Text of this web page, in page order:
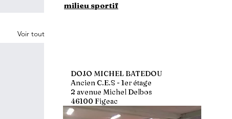
Voir tout
DOJO MICHEL BATEDOU
Ancien C.E.S - 1er étage
2 avenue Michel Delbos
46100 Figeac
milieu sportif